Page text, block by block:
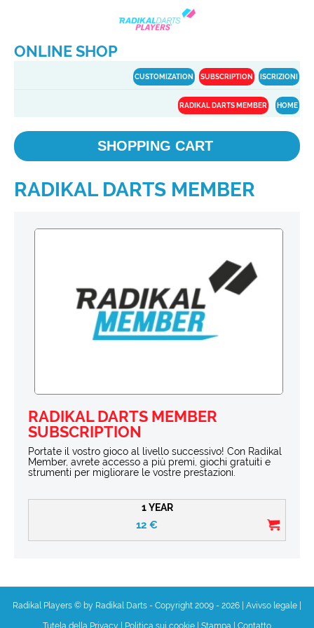
ONLINE SHOP
CUSTOMIZATION SUBSCRIPTION ISCRIZIONI
RADIKAL DARTS MEMBER HOME
SHOPPING CART
RADIKAL DARTS MEMBER
RADIKAL DARTS MEMBER
SUBSCRIPTION
Portate il vostro gioco al livello successivo! Con Radikal
Member, avrete accesso a più premi, giochi gratuiti e
strumenti per migliorare le vostre prestazioni.
1 YEAR
12 €
Radikal Players © by Radikal Darts - Copyright 2009 - 2026 Avivso legale
Tutela della Privacy Politica sui cookie Stampa Contatto